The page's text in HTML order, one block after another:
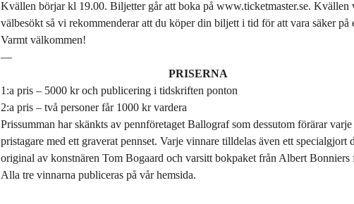
Kvällen börjar kl 19.00. Biljetter går att boka på www.ticketmaster.se. Kvällen
välbesökt så vi rekommenderar att du köper din biljett i tid för att vara säker på
Varmt välkommen!
—
PRISERNA
1:a pris – 5000 kr och publicering i tidskriften ponton
2:a pris – två personer får 1000 kr vardera
Prissumman har skänkts av pennföretaget Ballografsom dessutom förärar varje
pristagare med ett graverat pennset. Varje vinnare tilldelas även ett specialgjort
original av konstnären Tom Bogaard och varsitt bokpaket från Albert Bonniers
Alla tre vinnarna publiceras på vår hemsida.